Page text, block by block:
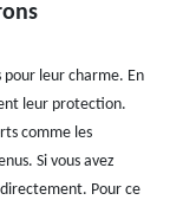
pour leur charme. En
leur protection.
comme les
Si vous avez
Pour ce